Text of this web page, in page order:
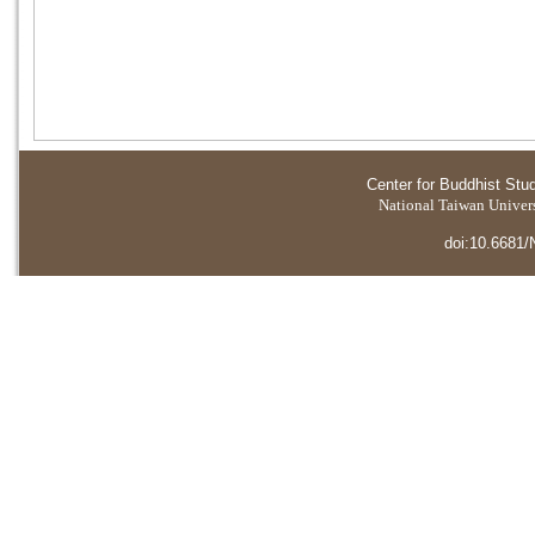
Center for Buddhist
National Taiwan
doi:10.6681/